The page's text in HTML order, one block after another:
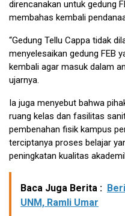
direncanakan untuk gedung
membahas kembali
“Gedung Tellu Cappa tidak
menyelesaikan gedung FEB
kembali agar masuk dalam
ujarnya.
Ia juga menyebut bahwa
ruang kelas dan fasilitas
pembenahan fisik kampus
terciptanya proses belajar
peningkatan kualitas
Baca Juga Berita :
UNM, Ramli Umar